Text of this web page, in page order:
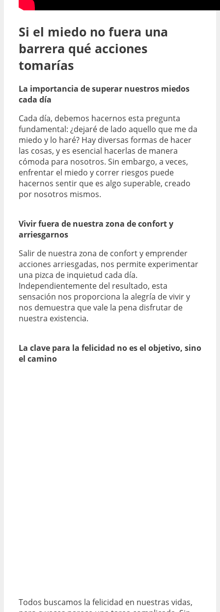
Si el miedo no fuera una
barrera qué acciones
tomarías
La importancia de superar nuestros miedos
cada día
Cada día, debemos hacernos esta pregunta
fundamental: ¿dejaré de lado aquello que me da
miedo y lo haré? Hay diversas formas de hacer
las cosas, y es esencial hacerlas de manera
cómoda para nosotros. Sin embargo, a veces,
enfrentar el miedo y correr riesgos puede
hacernos sentir que es algo superable, creado
por nosotros mismos.
Vivir fuera de nuestra zona de confort y
arriesgarnos
Salir de nuestra zona de confort y emprender
acciones arriesgadas, nos permite experimentar
una pizca de inquietud cada día.
Independientemente del resultado, esta
sensación nos proporciona la alegría de vivir y
nos demuestra que vale la pena disfrutar de
nuestra existencia.
La clave para la felicidad no es el objetivo, sino
el camino
Todos buscamos la felicidad en nuestras vidas,